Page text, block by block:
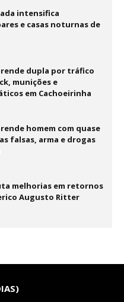
intensifica
e casas noturnas de
dupla por tráfico
munições e
em Cachoeirinha
homem com quase
falsas, arma e drogas
melhorias em retornos
Augusto Ritter